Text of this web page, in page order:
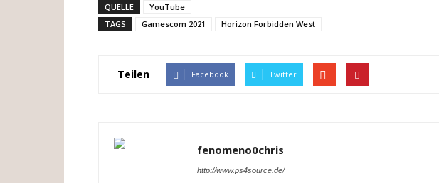
QUELLE
YouTube
TAGS
Gamescom 2021 Horizon Forbidden West
Teilen Facebook Twitter
fenomeno0chris
http://www.ps4source.de/